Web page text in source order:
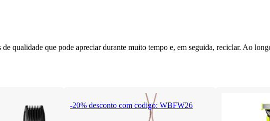
qualidade que pode apreciar durante muito tempo e, em seguida, reciclar. Ao
-20% desconto com codigo: WBFW26